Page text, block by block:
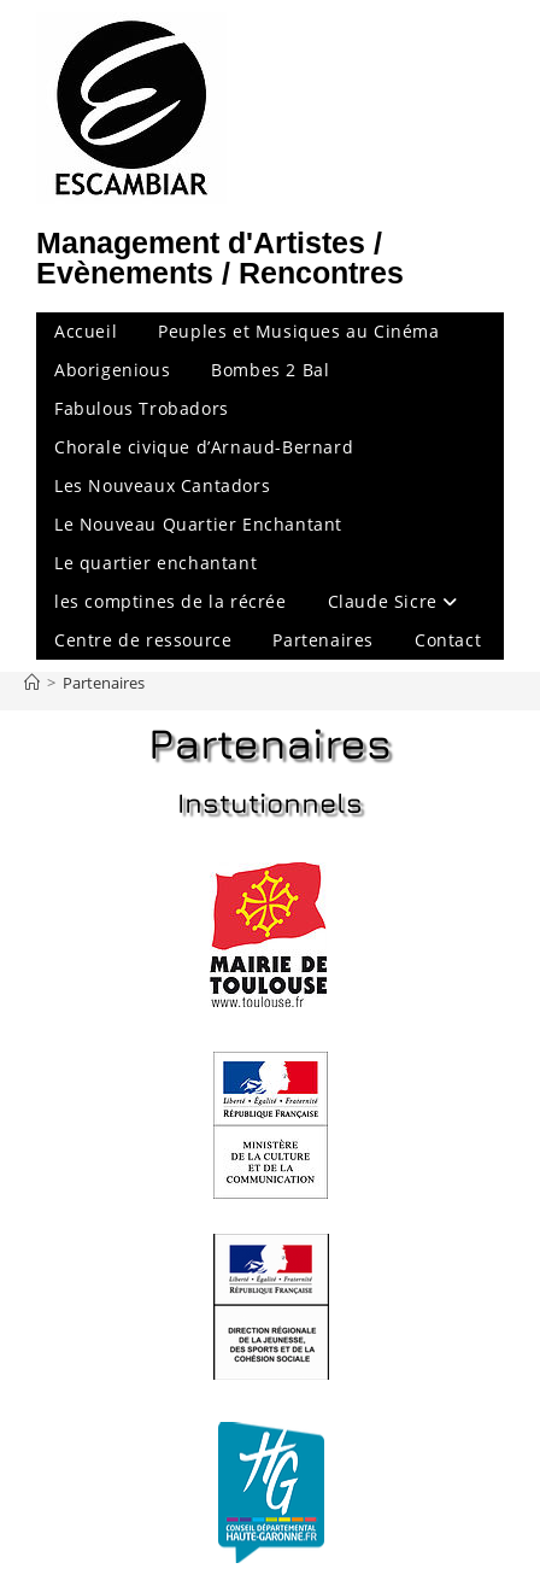
Management d'Artistes /
Evènements / Rencontres
Accueil
Peuples et Musiques au Cinéma
Aborigenious
Bombes 2 Bal
Fabulous Trobadors
Chorale civique d’Arnaud-Bernard
Les Nouveaux Cantadors
Le Nouveau Quartier Enchantant
Le quartier enchantant
les comptines de la récrée
Claude Sicre
Centre de ressource
Partenaires Contact
> Partenaires
Partenaires
Instutionnels